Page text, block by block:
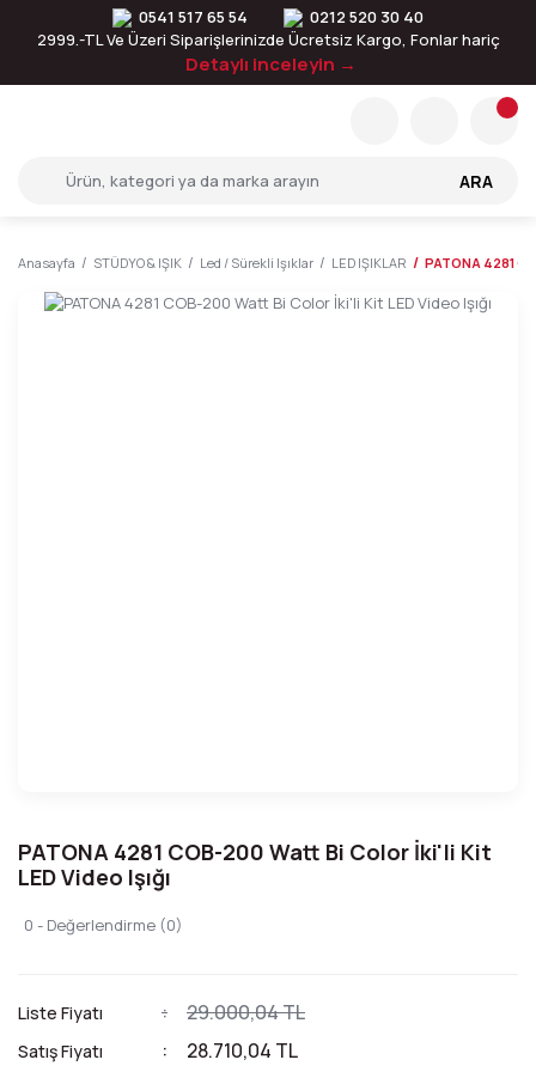
0541 517 65 54
0212 520 30 40
2999.-TL Ve Üzeri Siparişlerinizde Ücretsiz Kargo, Fonlar hariç
Detaylı inceleyin →
ARA
Anasayfa STÜDYO & IŞIK Led / Sürekli Işıklar LED IŞIKLAR PATONA 4281
PATONA 4281 COB-200 Watt Bi Color İki'li Kit
LED Video Işığı
0 - Değerlendirme (0)
Liste Fiyatı 29.000,04 TL
Satış Fiyatı 28.710,04 TL